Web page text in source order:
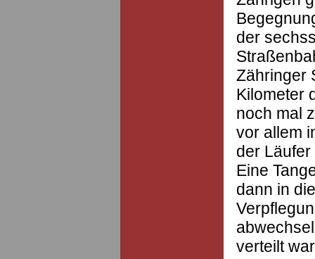
der
Zähringer
Kilometer
noch mal
vor allem
der
Eine
dann in
verteilt